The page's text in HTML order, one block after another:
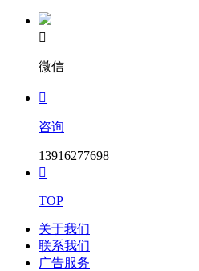

微信

咨询
13916277698

TOP
关于我们
联系我们
广告服务